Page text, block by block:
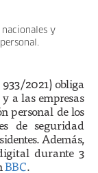
y
2021) obliga
a las empresas
personal de los
de seguridad
Además,
durante 3
BBC.